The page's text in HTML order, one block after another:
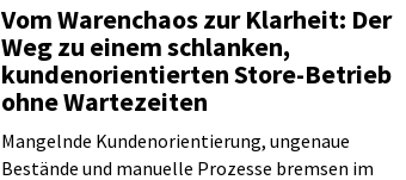
Vom Warenchaos zur Klarheit: Der
Weg zu einem schlanken,
kundenorientierten Store-Betrieb
ohne Wartezeiten
Mangelnde Kundenorientierung, ungenaue
Bestände und manuelle Prozesse bremsen im